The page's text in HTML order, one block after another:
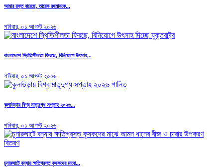
আমার রক্ত ঝরেছে, তারেক রহমানকে...
শনিবার, ০১ আগস্ট ২০২৬
বাংলাদেশে স্থিতিশীলতা ফিরছে, বিনিয়োগে উৎসাহ...
শনিবার, ০১ আগস্ট ২০২৬
কুলাউড়ায় বিশ্ব মাতৃদুগ্ধ সপ্তাহ ২০২৬...
শনিবার, ০১ আগস্ট ২০২৬
চুনারুঘাটে বন্যায় ক্ষতিগ্রস্ত কৃষকদের মাঝে...